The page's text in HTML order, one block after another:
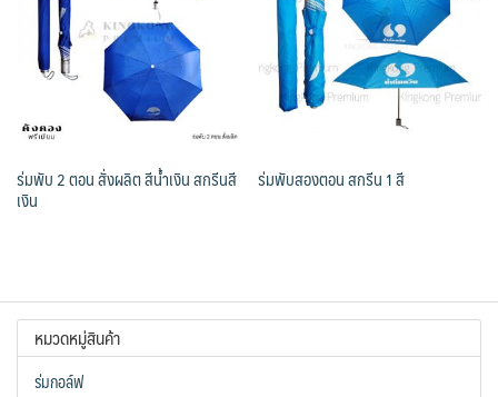
ร่มพับ 2 ตอน สั่งผลิต สีน้ำเงิน สกรีนสี
เงิน
ร่มพับสองตอน สกรีน 1 สี
หมวดหมู่สินค้า
ร่มกอล์ฟ